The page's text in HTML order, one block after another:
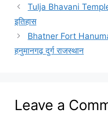
Tulja Bhavani Temple
इतिहास
Bhatner Fort
हनुमानगढ़ दुर्ग राजस्थान
Leave a